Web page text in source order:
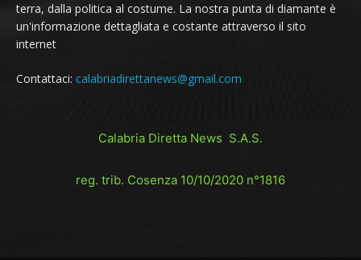
terra, dalla politica al costume. La nostra punta di diamante è
un'informazione dettagliata e costante attraverso il sito
internet
Contattaci: calabriadirettanews@gmail.com
Calabria Diretta News S.A.S.
reg. trib. Cosenza 10/10/2020 n°1816